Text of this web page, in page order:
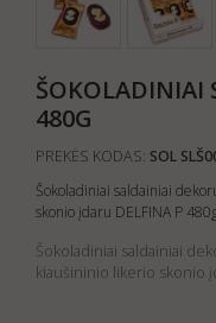
ŠOKOLADINIAI
480G
PREKĖS KODAS: SOL
Šokoladiniai saldainiai
skonio įdaru DELFINA P
Šokoladiniai saldainiai
kiaušininio likerio skonio